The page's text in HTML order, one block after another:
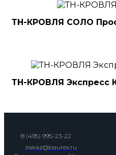
ТН-КРОВЛЯ СОЛО
ТН-КРОВЛЯ Экспресс
8 (495) 995-23-22
zakaz@baurex.ru